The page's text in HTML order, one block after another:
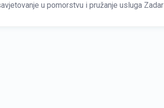
u pomorstvu i pružanje usluga Zadar